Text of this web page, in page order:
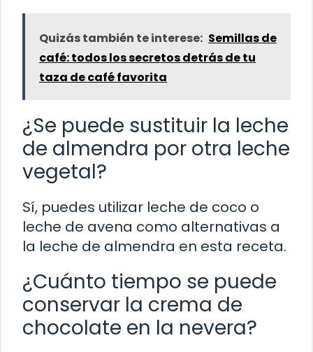
Quizás también te interese: Semillas de
café: todos los secretos detrás de tu
taza de café favorita
¿Se puede sustituir la leche
de almendra por otra leche
vegetal?
Sí, puedes utilizar leche de coco o
leche de avena como alternativas a
la leche de almendra en esta receta.
¿Cuánto tiempo se puede
conservar la crema de
chocolate en la nevera?